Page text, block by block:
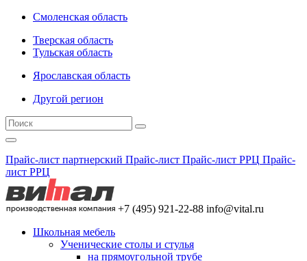
Смоленская область
Тверская область
Тульская область
Ярославская область
Другой регион
Прайс-лист партнерский Прайс-лист Прайс-лист РРЦ Прайс-
лист РРЦ
+7 (495) 921-22-88 info@vital.ru
Школьная мебель
Ученические столы и стулья
на прямоугольной трубе